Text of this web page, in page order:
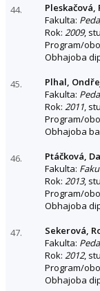
44.
Pleskačová,
Fakulta:
Rok: 2009,
Program/
Obhajoba
45.
Plhal,
Fakulta:
Rok: 2011,
Program/
Obhajoba
46.
Ptáčková,
Fakulta:
Rok: 2013,
Program/
Obhajoba
47. Sekerová,
Fakulta:
Rok: 2012,
Program/
Obhajoba